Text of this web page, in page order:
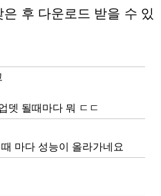
후 다운로드 받을 수 있
뎃 될때마다 뭐 ㄷㄷ
마다 성능이 올라가네요